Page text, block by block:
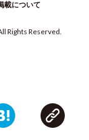
載について
Rights Reserved.